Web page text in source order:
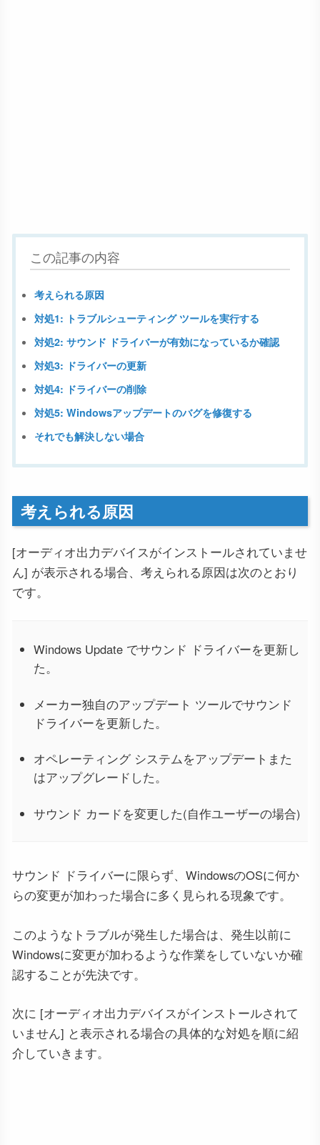
この記事の内容
考えられる原因
対処1: トラブルシューティング ツールを実行する
対処2: サウンド ドライバーが有効になっているか確認
対処3: ドライバーの更新
対処4: ドライバーの削除
対処5: Windowsアップデートのバグを修復する
それでも解決しない場合
考えられる原因
[オーディオ出力デバイスがインストールされていませ
ん] が表示される場合、考えられる原因は次のとおり
です。
Windows Update でサウンド ドライバーを更新し
た。
メーカー独自のアップデート ツールでサウンド
ドライバーを更新した。
オペレーティング システムをアップデートまた
はアップグレードした。
サウンド カードを変更した(自作ユーザーの場合)
サウンド ドライバーに限らず、WindowsのOSに何か
らの変更が加わった場合に多く見られる現象です。
このようなトラブルが発生した場合は、発生以前に
Windowsに変更が加わるような作業をしていないか確
認することが先決です。
次に [オーディオ出力デバイスがインストールされて
いません] と表示される場合の具体的な対処を順に紹
介していきます。